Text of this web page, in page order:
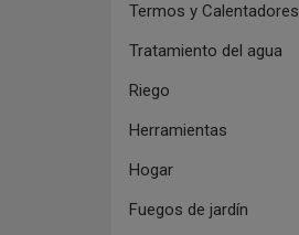
Termos y Calentadores
Tratamiento del agua
Riego
Herramientas
Hogar
Fuegos de jardín